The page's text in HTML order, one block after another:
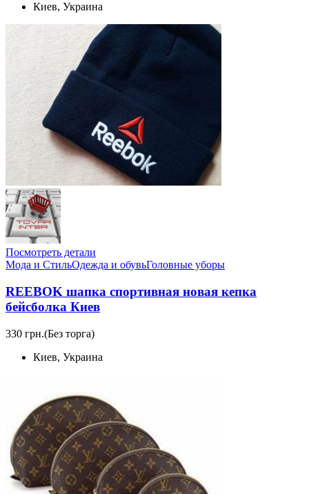
Киев, Украина
Посмотреть детали
Мода и СтильОдежда и обувьГоловные уборы
REEBOK шапка спортивная новая кепка
бейсболка Киев
330 грн.(Без торга)
Киев, Украина